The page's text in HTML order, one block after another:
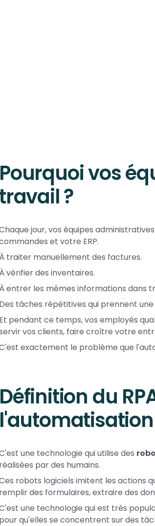
Pourquoi vos
travail ?
jour, vos équipes
et votre ERP.
À traiter manuellement des factures.
À vérifier des inventaires.
À entrer les mêmes informations dans
Des tâches répétitives qui prennent
Et pendant ce temps, vos employés
vos clients, faire croître votre
exactement le problème que
Définition du
une technologie qui utilise des
réalisées par des humains.
robots logiciels imitent les actions
remplir des formulaires, extraire des
une technologie qui est très
pour qu'elles se concentrent sur des